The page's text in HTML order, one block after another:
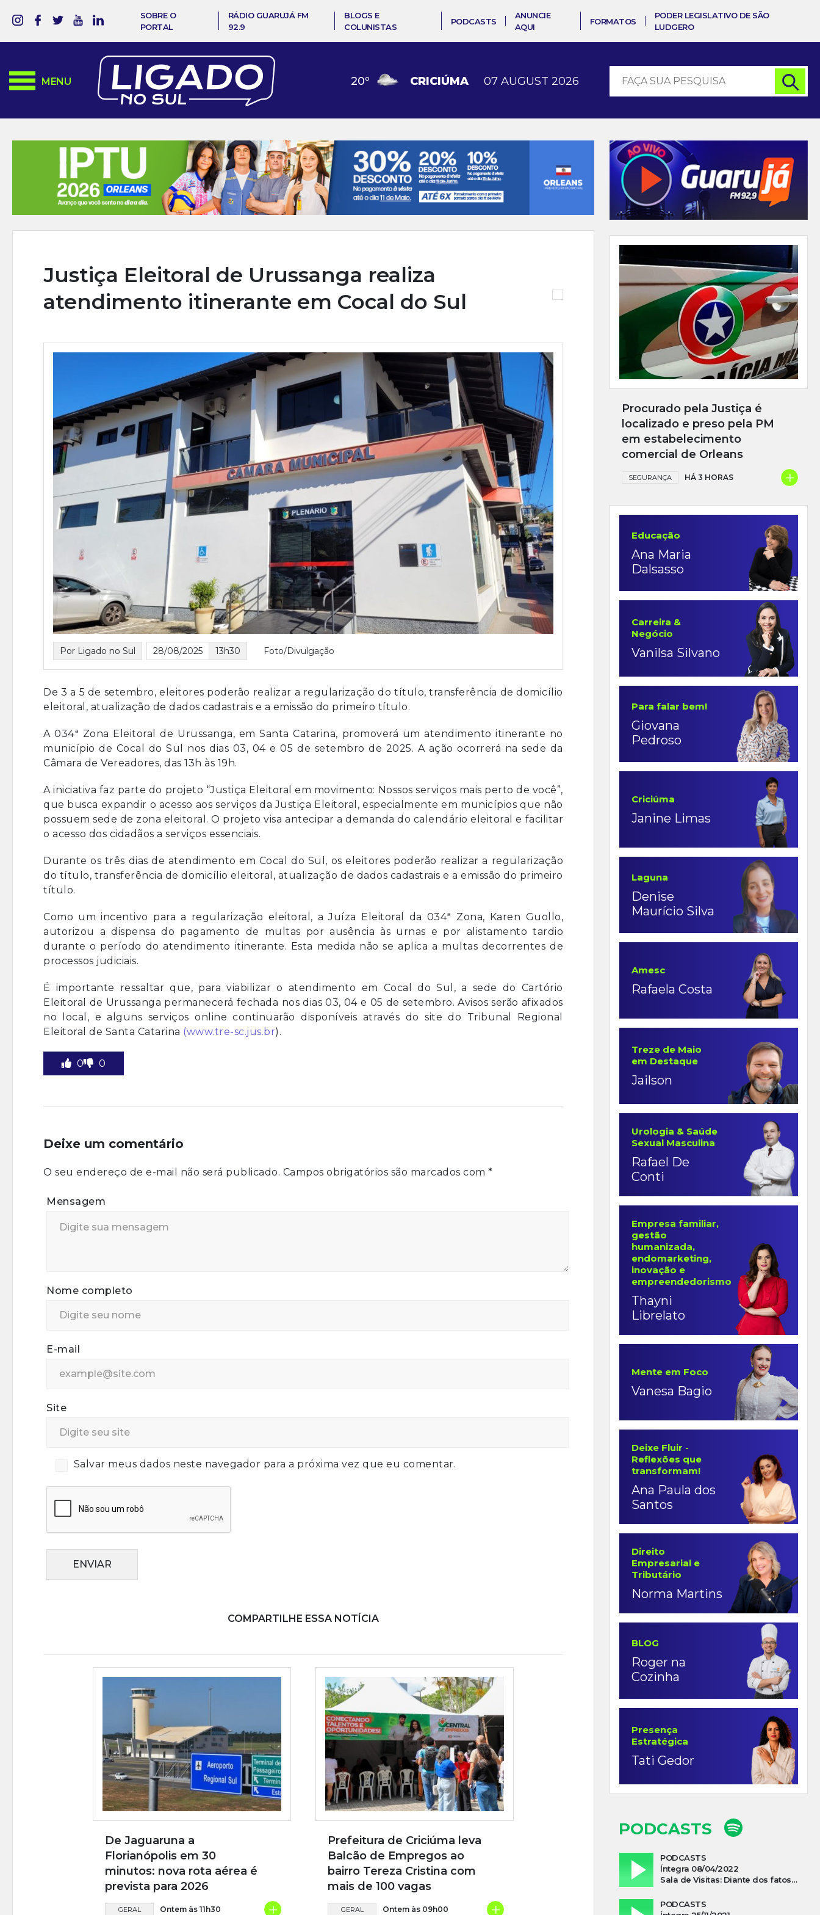
SOBRE O
PORTAL
RÁDIO GUARUJÁ FM
92.9
BLOGS E
COLUNISTAS
PODCASTS
ANUNCIE
AQUI
FORMATOS
PODER LEGISLATIVO DE SÃO
LUDGERO
MENU 20º CRICIÚMA 07 AUGUST 2026
Justiça Eleitoral de Urussanga realiza
atendimento itinerante em Cocal do Sul
Por Ligado no Sul 28/08/2025 13h30 Foto/Divulgação
De 3 a 5 de setembro, eleitores poderão realizar a regularização do título, transferência de domicílio
eleitoral, atualização de dados cadastrais e a emissão do primeiro título.
A 034ª Zona Eleitoral de Urussanga, em Santa Catarina, promoverá um atendimento itinerante no
município de Cocal do Sul nos dias 03, 04 e 05 de setembro de 2025. A ação ocorrerá na sede da
Câmara de Vereadores, das 13h às 19h.
A iniciativa faz parte do projeto “Justiça Eleitoral em movimento: Nossos serviços mais perto de você”,
que busca expandir o acesso aos serviços da Justiça Eleitoral, especialmente em municípios que não
possuem sede de zona eleitoral. O projeto visa antecipar a demanda do calendário eleitoral e facilitar
o acesso dos cidadãos a serviços essenciais.
Durante os três dias de atendimento em Cocal do Sul, os eleitores poderão realizar a regularização
do título, transferência de domicílio eleitoral, atualização de dados cadastrais e a emissão do primeiro
título.
Como um incentivo para a regularização eleitoral, a Juíza Eleitoral da 034ª Zona, Karen Guollo,
autorizou a dispensa do pagamento de multas por ausência às urnas e por alistamento tardio
durante o período do atendimento itinerante. Esta medida não se aplica a multas decorrentes de
processos judiciais.
É importante ressaltar que, para viabilizar o atendimento em Cocal do Sul, a sede do Cartório
Eleitoral de Urussanga permanecerá fechada nos dias 03, 04 e 05 de setembro. Avisos serão afixados
no local, e alguns serviços online continuarão disponíveis através do site do Tribunal Regional
Eleitoral de Santa Catarina (www.tre-sc.jus.br).
0 0
Deixe um comentário
O seu endereço de e-mail não será publicado. Campos obrigatórios são marcados com *
Mensagem
Nome completo
E-mail
Site
Salvar meus dados neste navegador para a próxima vez que eu comentar.
ENVIAR
COMPARTILHE ESSA NOTÍCIA
De Jaguaruna a
Florianópolis em 30
minutos: nova rota aérea é
prevista para 2026
GERAL Ontem às 11h30 +
Prefeitura de Criciúma leva
Balcão de Empregos ao
bairro Tereza Cristina com
mais de 100 vagas
GERAL Ontem às 09h00 +
Procurado pela Justiça é
localizado e preso pela PM
em estabelecimento
comercial de Orleans
SEGURANÇA HÁ 3 HORAS +
Educação
Ana Maria
Dalsasso
Carreira &
Negócio
Vanilsa Silvano
Para falar bem!
Giovana
Pedroso
Criciúma
Janine Limas
Laguna
Denise
Maurício Silva
Amesc
Rafaela Costa
Treze de Maio
em Destaque
Jailson
Urologia & Saúde
Sexual Masculina
Rafael De
Conti
Empresa familiar,
gestão
humanizada,
endomarketing,
inovação e
empreendedorismo
Thayni
Librelato
Mente em Foco
Vanesa Bagio
Deixe Fluir -
Reflexões que
transformam!
Ana Paula dos
Santos
Direito
Empresarial e
Tributário
Norma Martins
BLOG
Roger na
Cozinha
Presença
Estratégica
Tati Gedor
PODCASTS
PODCASTS
Íntegra 08/04/2022
Sala de Visitas: Diante dos fatos que influenciam a economia o que podemos esperar de 2022
PODCASTS